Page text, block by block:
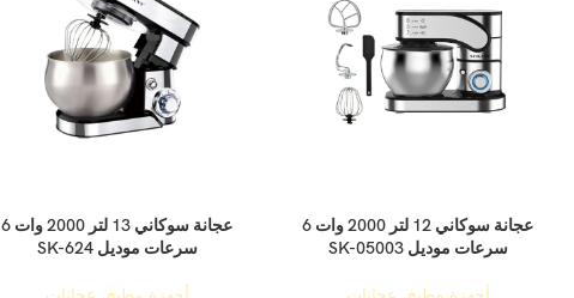
إضافة إلى السلة
عجانة سوكاني 12 لتر 2000 وات 6
سرعات موديل SK-05003
إضافة إلى السلة
عجانة سوكاني 13 لتر 2000 وات 6
سرعات موديل SK-624